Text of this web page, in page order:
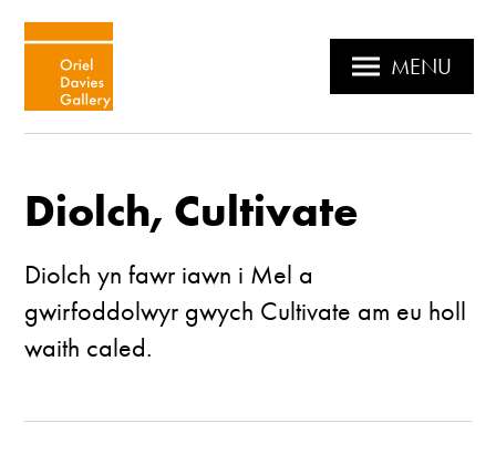
MENU
Diolch, Cultivate
Diolch yn fawr iawn i Mel a
gwirfoddolwyr gwych Cultivate am eu holl
waith caled.